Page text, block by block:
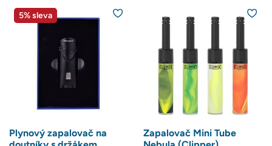
5% sleva
Plynový zapalovač na
Zapalovač Mini Tube